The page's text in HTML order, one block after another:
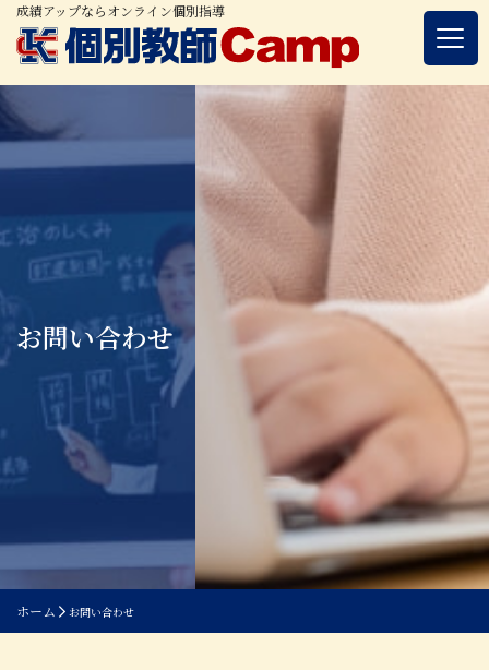
成績アップならオンライン個別指導
お問い合わせ
ホーム お問い合わせ